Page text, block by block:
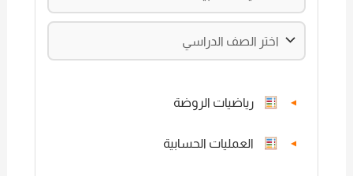
▼ رياضيات الروضة
▼ العمليات الحسابية